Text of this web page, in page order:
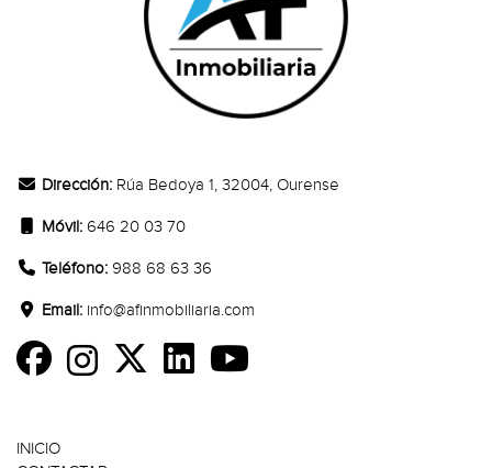
Dirección:Rúa Bedoya 1, 32004, Ourense
Móvil: 646 20 03 70
Teléfono: 988 68 63 36
Email: info@afinmobiliaria.com
INICIO